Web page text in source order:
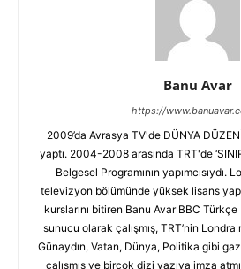
Banu Avar
https://
2009’da Avrasya TV'de DÜNYA
yaptı. 2004-2008 arasında TRT'de
Belgesel Programının yapımcısıydı.
televizyon bölümünde yüksek lisans
kurslarını bitiren Banu Avar BBC
sunucu olarak çalışmış, TRT’nin
Günaydın, Vatan, Dünya, Politika gibi
çalışmış ve birçok dizi yazıya imza